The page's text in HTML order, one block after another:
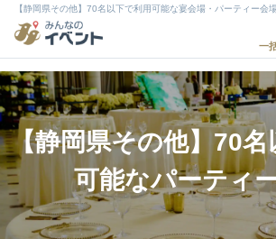
【静岡県その他】70名以下で利用可能な宴会場・パーティー会
一
【静岡県その他】70名
可能なパーティ